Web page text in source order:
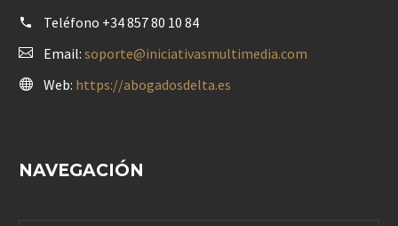
Teléfono +34 857 80 10 84
Email: soporte@iniciativasmultimedia.com
Web: https://abogadosdelta.es
NAVEGACIÓN